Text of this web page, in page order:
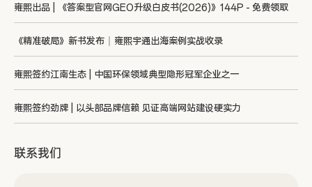
雍熙出品 | 《答案型官网GEO升级白皮书(2026)》144P - 免费领取
《精准破局》新书发布｜雍熙宇通出海案例实战收录
雍熙签约江南生态 | 中国环保领域典型隐形冠军企业之一
雍熙签约劲牌 | 以头部品牌信赖 见证高端网站建设硬实力
联系我们